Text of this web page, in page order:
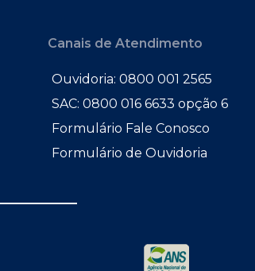
Canais de Atendimento
Ouvidoria: 0800 001 2565
SAC: 0800 016 6633 opção 6
Formulário Fale Conosco
Formulário de Ouvidoria